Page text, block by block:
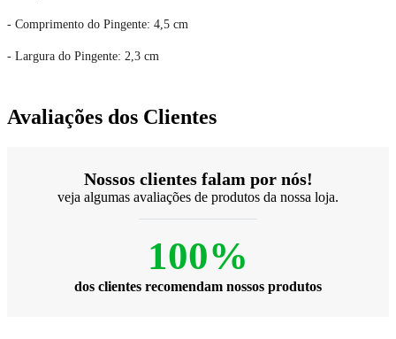
- Comprimento do Pingente: 4,5 cm
- Largura do Pingente: 2,3 cm
Avaliações dos Clientes
Nossos clientes falam por nós!
veja algumas avaliações de produtos da nossa loja.
100%
dos clientes recomendam nossos produtos